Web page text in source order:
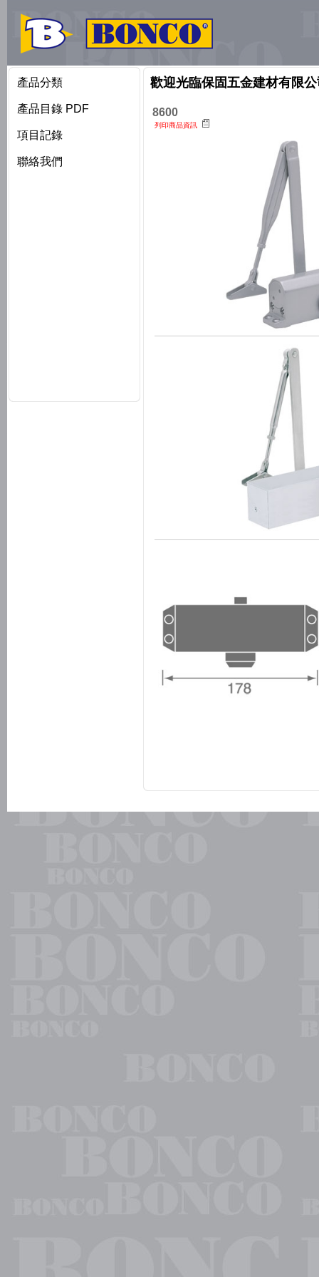
產品分類
產品目錄 PDF
項目記錄
聯絡我們
歡迎光臨保固五金建材有限
8600
列印商品資訊